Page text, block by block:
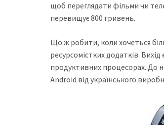
щоб переглядати фільми чи
перевищує 800 гривень.
Що ж робити, коли хочеться
ресурсомістких додатків.
продуктивних процесорах. До
Android від українського